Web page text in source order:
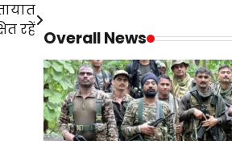
रहें Overall News